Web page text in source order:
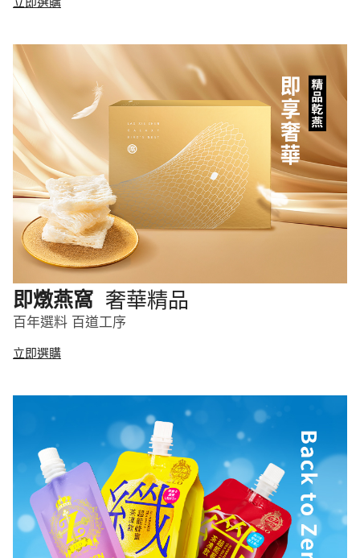
即燉燕窩 奢華精品
百年選料 百道工序
立即選購